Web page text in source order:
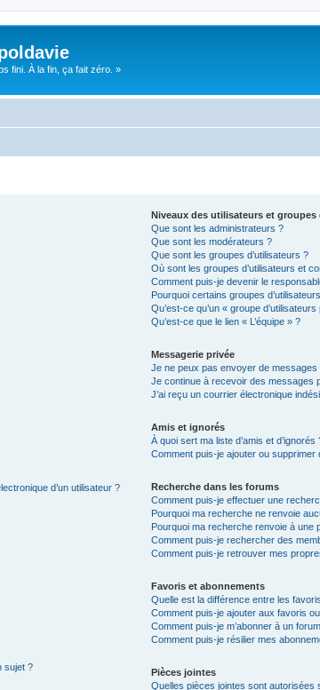
fini. À la fin, ça fait zéro. »
d’un utilisateur ?
sujet ?
Niveaux des utilisateurs et groupes
Que sont les administrateurs ?
Que sont les modérateurs ?
Que sont les groupes d’utilisateurs ?
Où sont les groupes d’utilisateurs et
Comment puis-je devenir le
Pourquoi certains groupes
Qu’est-ce qu’un « groupe
Qu’est-ce que le lien « L’équipe » ?
Messagerie privée
Je ne peux pas envoyer de messages
Je continue à recevoir des messages
J’ai reçu un courrier électronique
Amis et ignorés
À quoi sert ma liste d’amis et d’ignorés
Comment puis-je ajouter ou supprimer
Recherche dans les forums
Comment puis-je effectuer une
Pourquoi ma recherche ne renvoie
Pourquoi ma recherche renvoie à une
Comment puis-je rechercher des
Comment puis-je retrouver mes
Favoris et abonnements
Quelle est la différence entre les
Comment puis-je ajouter aux favoris
Comment puis-je m’abonner à un
Comment puis-je résilier mes
Pièces jointes
Quelles pièces jointes sont autorisées